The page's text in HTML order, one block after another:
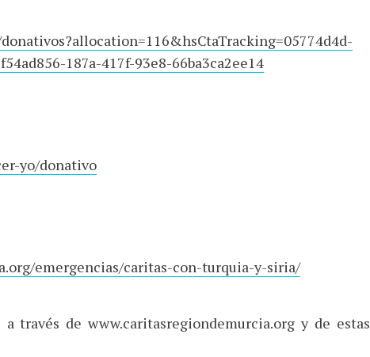
187a-417f-93e8-66ba3ca2ee14
yo/donativo
emergencias/caritas-con-turquia-y-siria/
través de www.caritasregiondemurcia.org y de estas